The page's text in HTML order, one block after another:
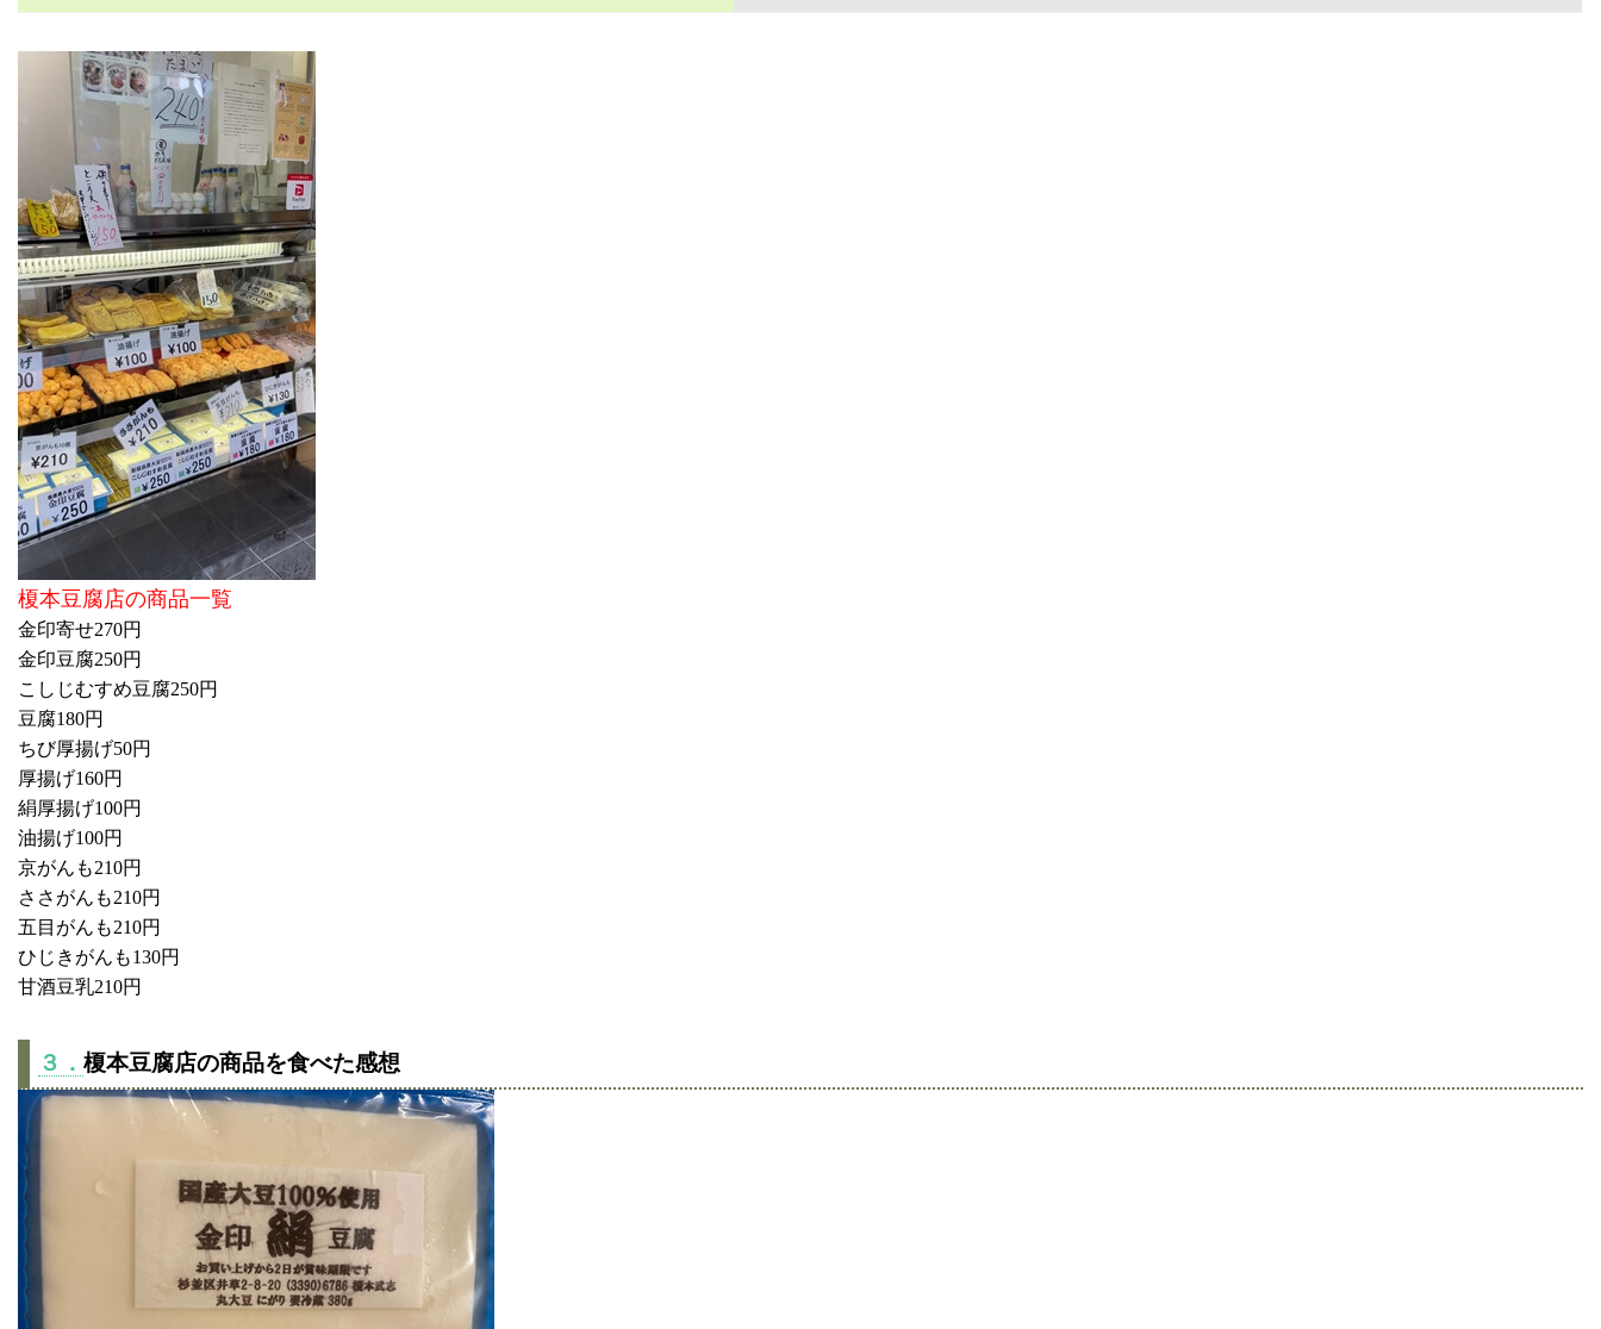
榎本豆腐店の商品一覧
金印寄せ270円
金印豆腐250円
こしじむすめ豆腐250円
豆腐180円
ちび厚揚げ50円
厚揚げ160円
絹厚揚げ100円
油揚げ100円
京がんも210円
ささがんも210円
五目がんも210円
ひじきがんも130円
甘酒豆乳210円
３． 榎本豆腐店の商品を食べた感想